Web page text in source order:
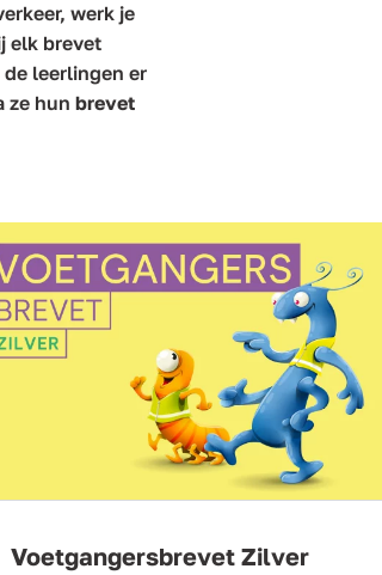
werk je
elk brevet
leerlingen er
ze hun brevet
Voetgangersbrevet Zilver